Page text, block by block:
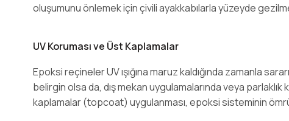
oluşumunu önlemek için çivili ayakkabılarla yüzeyde
UV Koruması ve Üst Kaplamalar
Epoksi reçineler UV ışığına maruz kaldığında zamanla
belirgin olsa da, dış mekan uygulamalarında veya
kaplamalar (topcoat) uygulanması, epoksi sisteminin